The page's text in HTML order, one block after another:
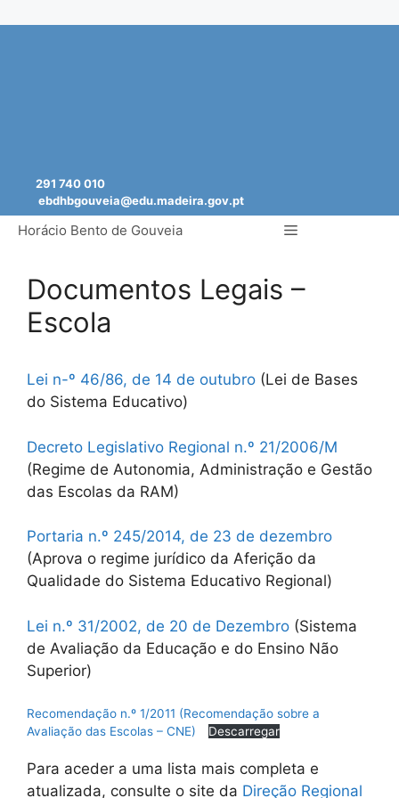
291 740 010
ebdhbgouveia@edu.madeira.gov.pt
Horácio Bento de Gouveia Menu
Documentos Legais –
Escola
Lei n-º 46/86, de 14 de outubro (Lei de Bases
do Sistema Educativo)
Decreto Legislativo Regional n.º 21/2006/M
(Regime de Autonomia, Administração e Gestão
das Escolas da RAM)
Portaria n.º 245/2014, de 23 de dezembro
(Aprova o regime jurídico da Aferição da
Qualidade do Sistema Educativo Regional)
Lei n.º 31/2002, de 20 de Dezembro (Sistema
de Avaliação da Educação e do Ensino Não
Superior)
Recomendação n.º 1/2011 (Recomendação sobre a
Avaliação das Escolas – CNE)
Descarregar
Para aceder a uma lista mais completa e
atualizada, consulte o site da Direção Regional